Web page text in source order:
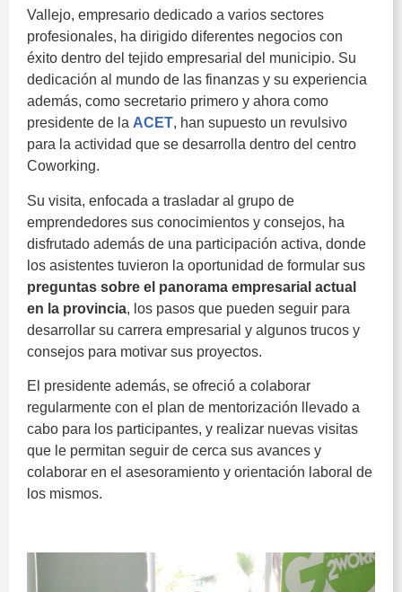
Vallejo, empresario dedicado a varios sectores
profesionales, ha dirigido diferentes negocios con
éxito dentro del tejido empresarial del municipio. Su
dedicación al mundo de las finanzas y su experiencia
además, como secretario primero y ahora como
presidente de la ACET, han supuesto un revulsivo
para la actividad que se desarrolla dentro del centro
Coworking.
Su visita, enfocada a trasladar al grupo de
emprendedores sus conocimientos y consejos, ha
disfrutado además de una participación activa, donde
los asistentes tuvieron la oportunidad de formular sus
preguntas sobre el panorama empresarial actual
en la provincia, los pasos que pueden seguir para
desarrollar su carrera empresarial y algunos trucos y
consejos para motivar sus proyectos.
El presidente además, se ofreció a colaborar
regularmente con el plan de mentorización llevado a
cabo para los participantes, y realizar nuevas visitas
que le permitan seguir de cerca sus avances y
colaborar en el asesoramiento y orientación laboral de
los mismos.